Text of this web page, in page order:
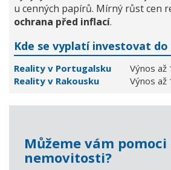
u cenných papírů. Mírný růst cen
ochrana před inflací.
Kde se vyplatí investovat
Reality v Portugalsku
Výnos až
Reality v Rakousku
Výnos až
Můžeme vám
nemovitosti?